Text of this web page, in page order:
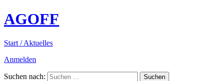
AGOFF
Start / Aktuelles
Anmelden
Suchen nach: